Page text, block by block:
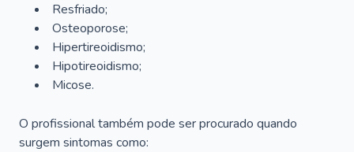
Resfriado;
Osteoporose;
Hipertireoidismo;
Hipotireoidismo;
Micose.
O profissional também pode ser procurado quando
surgem sintomas como: